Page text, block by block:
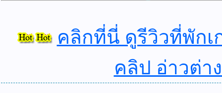
คลิกที่นี่ ดูรีวิวที่พักเ
คลิป อ่าวต่า